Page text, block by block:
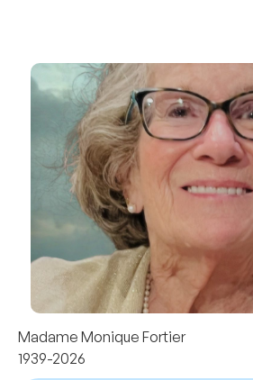
Madame Monique Fortier
1939-2026